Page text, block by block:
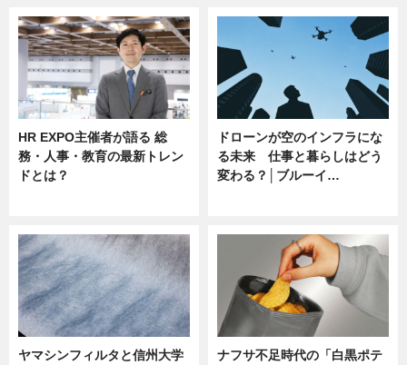
HR EXPO主催者が語る 総
務・人事・教育の最新トレン
ドとは？
ドローンが空のインフラにな
る未来 仕事と暮らしはどう
変わる？│ブルーイ…
ヤマシンフィルタと信州大学 ナフサ不足時代の「白黒ポテ